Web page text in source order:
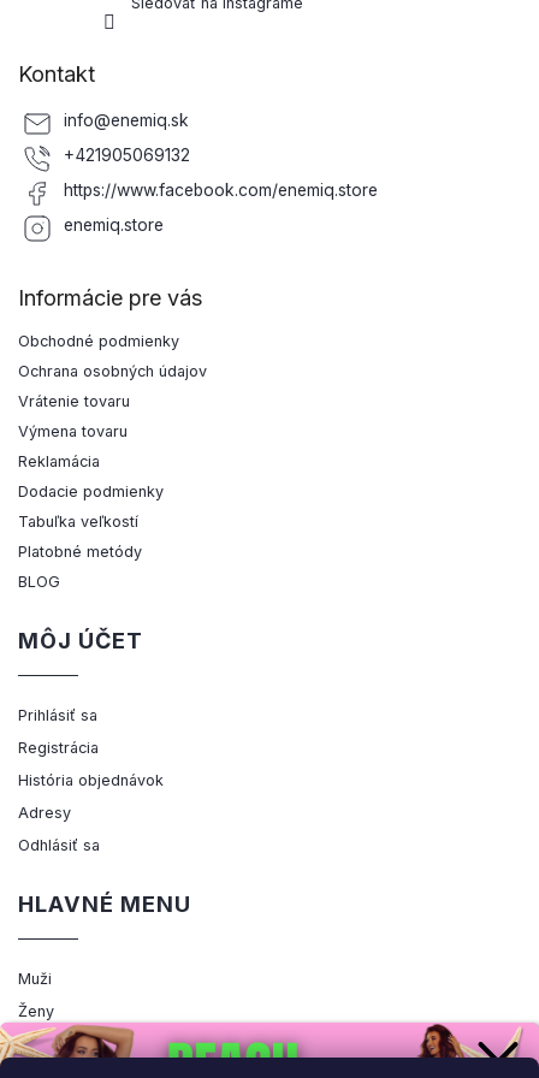
Kontakt
info@enemiq.sk
+421905069132
https://www.facebook.com/enemiq.store
enemiq.store
Informácie pre vás
Obchodné podmienky
Ochrana osobných údajov
Vrátenie tovaru
Výmena tovaru
Reklamácia
Dodacie podmienky
Tabuľka veľkostí
Platobné metódy
BLOG
MÔJ ÚČET
Prihlásiť sa
Registrácia
História objednávok
Adresy
Odhlásiť sa
HLAVNÉ MENU
Muži
Ženy
Výpredaj